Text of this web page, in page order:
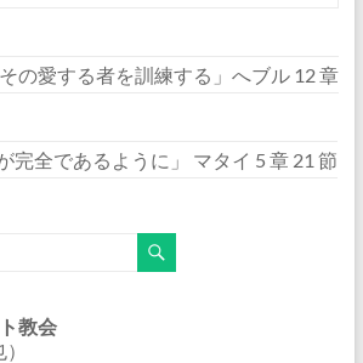
の愛する者を訓練する」へブル 12 章
完全であるように」 マタイ 5 章 21 節
教会